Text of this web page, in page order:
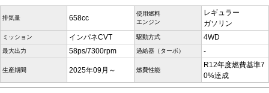
排気量 658cc
使用燃料
エンジン
レギュラー
ガソリン
ミッション インパネCVT 駆動方式 4WD
最大出力 58ps/7300rpm 過給器（ターボ） -
生産期間 2025年09月～ 燃費性能
R12年度燃費基準7
0%達成